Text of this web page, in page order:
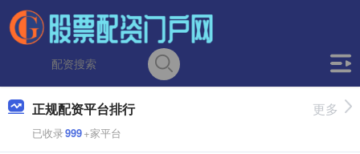
正规配资平台排行
已收录999+家平台
更多